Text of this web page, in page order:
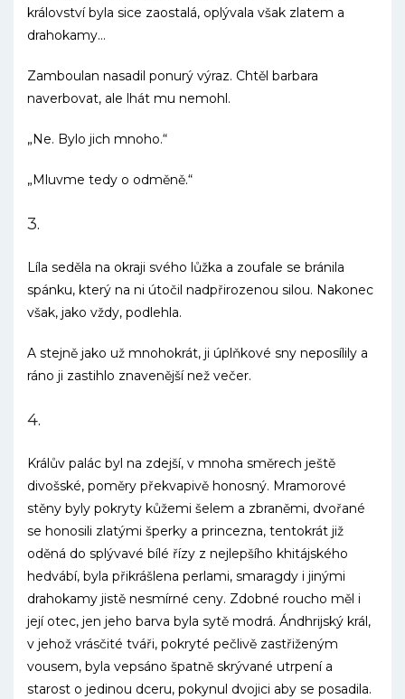
království byla sice zaostalá, oplývala však zlatem a
drahokamy…
Zamboulan nasadil ponurý výraz. Chtěl barbara
naverbovat, ale lhát mu nemohl.
„Ne. Bylo jich mnoho.“
„Mluvme tedy o odměně.“
3.
Líla seděla na okraji svého lůžka a zoufale se bránila
spánku, který na ni útočil nadpřirozenou silou. Nakonec
však, jako vždy, podlehla.
A stejně jako už mnohokrát, ji úplňkové sny neposílily a
ráno ji zastihlo znavenější než večer.
4.
Králův palác byl na zdejší, v mnoha směrech ještě
divošské, poměry překvapivě honosný. Mramorové
stěny byly pokryty kůžemi šelem a zbraněmi, dvořané
se honosili zlatými šperky a princezna, tentokrát již
oděná do splývavé bílé řízy z nejlepšího khitájského
hedvábí, byla přikrášlena perlami, smaragdy i jinými
drahokamy jistě nesmírné ceny. Zdobné roucho měl i
její otec, jen jeho barva byla sytě modrá. Ándhrijský král,
v jehož vrásčité tváři, pokryté pečlivě zastřiženým
vousem, byla vepsáno špatně skrývané utrpení a
starost o jedinou dceru, pokynul dvojici aby se posadila.